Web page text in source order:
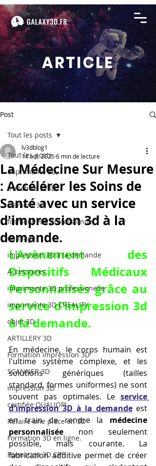
ARTICLE
Post
Tout les posts
imprimante 3D,
franchise LV3D,
filament 3d,
filament PLA professionnel
outillage
impression 3D à la demande
Accessoires
imprimante 3D professionelle
imprimante 3D CREALITY
objet 3D
ARTILLERY 3D
Formation impression 3D
SCANNER 3D
impression 3D
certifiée QUALIOPI
Refaire une piece en 3D
Formation 3D en ligne.
Formation 3D CPF
Tout les posts
La Médecine Sur Mesure
: Accélérer les Soins de
Santé avec un service
d'impression 3d à la
demande.
lv3dblog1
14 oct. 20256 min de lecture
L'Avènement des
Dispositifs Médicaux
service d'impression 3d
à la demande.
En médecine, le corps humain est
l'ultime système complexe, et les
solutions génériques (tailles
standard, formes uniformes) ne sont
souvent pas optimales. Le service
d'impression 3D à la demande est
en train de rendre la médecine
personnalisée non seulement
possible, mais courante. La
fabrication additive permet de créer